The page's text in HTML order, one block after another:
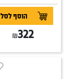
₪322
הוסף לסל